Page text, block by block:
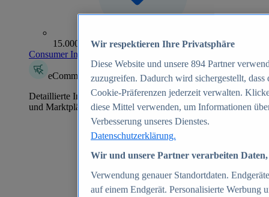
15.000+ Marken
Consumer Insights entdecken
eCommerce Insights
Detaillierte Informationen zu mehr als 39.000 Online-Shops
und Marktplätzen
Wir respektieren Ihre Privatsphäre
Diese Website und unsere 894 Partner
zuzugreifen. Dadurch wird sichergestellt,
Cookie-Präferenzen jederzeit verwalten.
diese Mittel verwenden, um Informationen
Verbesserung unseres Dienstes.
Datenschutzerklärung.
Wir und unsere Partner verarbeiten
Verwendung genauer Standortdaten.
auf einem Endgerät. Personalisierte Werbung